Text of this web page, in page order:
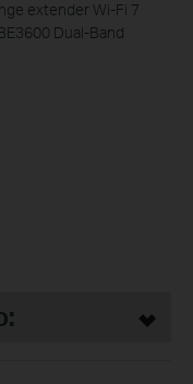
extender Wi-Fi 7
Dual-Band